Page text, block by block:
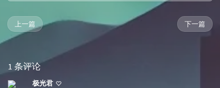
下一篇
上一篇
1 条评论
极光君